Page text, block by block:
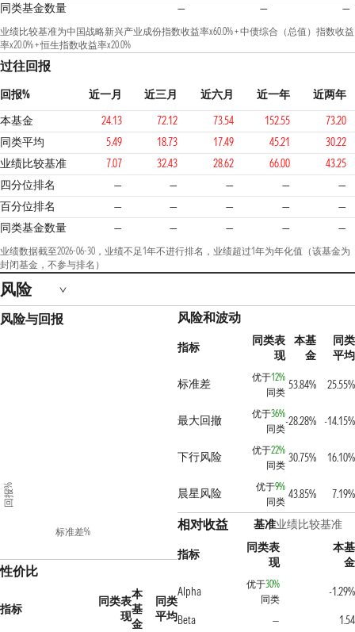
同类基金数量
— — —
业绩比较基准为中国战略新兴产业成份指数收益率x60.0% + 中债综合（总值）指数收益
率x20.0% + 恒生指数收益率x20.0%
过往回报
回报% 近一月 近三月 近六月 近一年
近两年
本基金
24.13 72.12 73.54 152.55
73.20
同类平均
5.49 18.73 17.49 45.21
30.22
业绩比较基准
7.07 32.43 28.62 66.00
43.25
四分位排名
— — — —
—
百分位排名
— — — —
—
同类基金数量
— — — — —
业绩数据截至2026-06-30，业绩不足1年不进行排名，业绩超过1年为年化值（该基金为
封闭基金，不参与排名）
风险
风险与回报
标准差%
回报%
性价比
指标
同类表
现
本
基
金
同类
平均
风险和波动
指标
同类表
现
本基
金
同类
平均
标准差
优于12%
同类
53.84% 25.55%
最大回撤 优于36%
同类
-28.28% -14.15%
下行风险 优于22%
同类
30.75% 16.10%
晨星风险 优于9%
同类
43.85% 7.19%
相对收益 基准业绩比较基准
指标
同类表
现
本基
金
Alpha
优于30%
同类
-1.29%
Beta
—
1.54